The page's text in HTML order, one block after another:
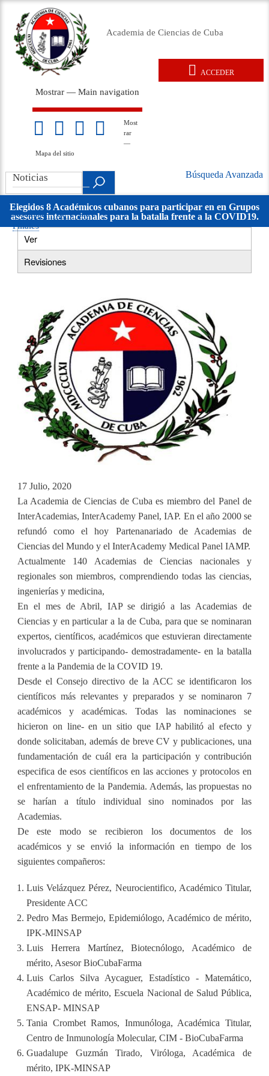
contenido
Academia de Ciencias de Cuba
Main
navigation
Mostrar — Main navigation
Inicio
Acerca de
Membresía
Premios
Eventos
Relaciones exteriores
Documentos legales
Repositorio
Noticias
sitio
Most
rar
—
Mapa del sitio
.
ACCEDER
Search
Avanzada
movil
Búsqueda Avanzada
Elegidos 8 Académicos cubanos para participar en en Grupos
asesores internacionales para la batalla frente a la COVID19.
Primary
tabs
Ver(solapa
activa)
Revisiones
17 Julio, 2020
La Academia de Ciencias de Cuba es miembro del Panel de
InterAcademias, InterAcademy Panel, IAP. En el año 2000 se
refundó como el hoy Partenanariado de Academias de
Ciencias del Mundo y el InterAcademy Medical Panel IAMP.
Actualmente 140 Academias de Ciencias nacionales y
regionales son miembros, comprendiendo todas las ciencias,
ingenierías y medicina,
En el mes de Abril, IAP se dirigió a las Academias de
Ciencias y en particular a la de Cuba, para que se nominaran
expertos, científicos, académicos que estuvieran directamente
involucrados y participando- demostradamente- en la batalla
frente a la Pandemia de la COVID 19.
Desde el Consejo directivo de la ACC se identificaron los
científicos más relevantes y preparados y se nominaron 7
académicos y académicas. Todas las nominaciones se
hicieron on line- en un sitio que IAP habilitó al efecto y
donde solicitaban, además de breve CV y publicaciones, una
fundamentación de cuál era la participación y contribución
especifica de esos científicos en las acciones y protocolos en
el enfrentamiento de la Pandemia. Además, las propuestas no
se harían a título individual sino nominados por las
Academias.
De este modo se recibieron los documentos de los
académicos y se envió la información en tiempo de los
siguientes compañeros:
Luis Velázquez Pérez, Neurocientifico, Académico Titular,
Presidente ACC
Pedro Mas Bermejo, Epidemiólogo, Académico de mérito,
IPK-MINSAP
Luis Herrera Martínez, Biotecnólogo, Académico de
mérito, Asesor BioCubaFarma
Luis Carlos Silva Aycaguer, Estadístico - Matemático,
Académico de mérito, Escuela Nacional de Salud Pública,
ENSAP- MINSAP
Tania Crombet Ramos, Inmunóloga, Académica Titular,
Centro de Inmunología Molecular, CIM - BioCubaFarma
Guadalupe Guzmán Tirado, Viróloga, Académica de
mérito, IPK-MINSAP
Noticias
Noticias de las
Filiales